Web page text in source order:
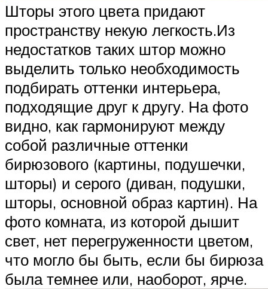
Шторы этого цвета придают
пространству некую легкость.Из
недостатков таких штор можно
выделить только необходимость
подбирать оттенки интерьера,
подходящие друг к другу. На фото
видно, как гармонируют между
собой различные оттенки
бирюзового (картины, подушечки,
шторы) и серого (диван, подушки,
шторы, основной образ картин). На
фото комната, из которой дышит
свет, нет перегруженности цветом,
что могло бы быть, если бы бирюза
была темнее или, наоборот, ярче.